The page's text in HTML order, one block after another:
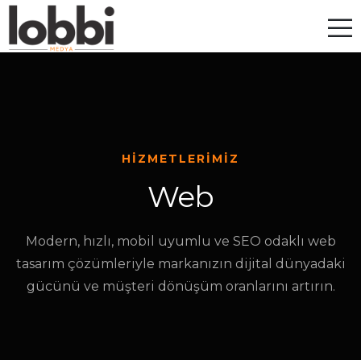
HIZMETLERIMIZ
Web
Modern, hızlı, mobil uyumlu ve SEO odaklı web
tasarım çözümleriyle markanızın dijital dünyadaki
gücünü ve müşteri dönüşüm oranlarını artırın.